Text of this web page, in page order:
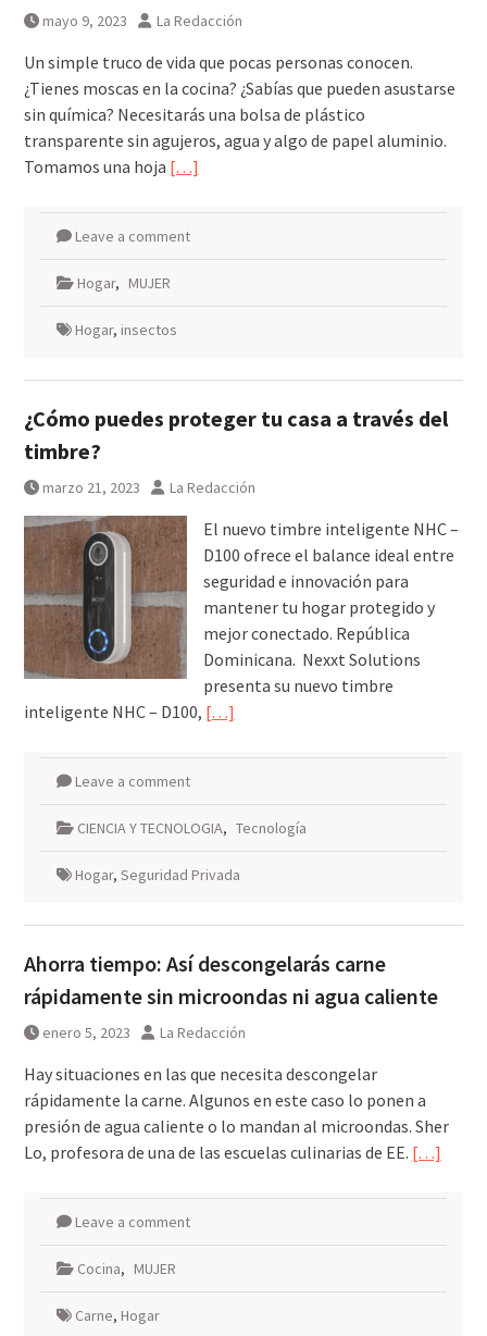
mayo 9, 2023 La Redacción
Un simple truco de vida que pocas personas conocen.
¿Tienes moscas en la cocina? ¿Sabías que pueden asustarse
sin química? Necesitarás una bolsa de plástico
transparente sin agujeros, agua y algo de papel aluminio.
Tomamos una hoja […]
Leave a comment
Hogar, MUJER
Hogar, insectos
¿Cómo puedes proteger tu casa a través del
timbre?
marzo 21, 2023 La Redacción
El nuevo timbre inteligente NHC –
D100 ofrece el balance ideal entre
seguridad e innovación para
mantener tu hogar protegido y
mejor conectado. República
Dominicana. Nexxt Solutions
presenta su nuevo timbre
inteligente NHC – D100, […]
Leave a comment
CIENCIA Y TECNOLOGIA, Tecnología
Hogar, Seguridad Privada
Ahorra tiempo: Así descongelarás carne
rápidamente sin microondas ni agua caliente
enero 5, 2023 La Redacción
Hay situaciones en las que necesita descongelar
rápidamente la carne. Algunos en este caso lo ponen a
presión de agua caliente o lo mandan al microondas. Sher
Lo, profesora de una de las escuelas culinarias de EE. […]
Leave a comment
Cocina, MUJER
Carne, Hogar